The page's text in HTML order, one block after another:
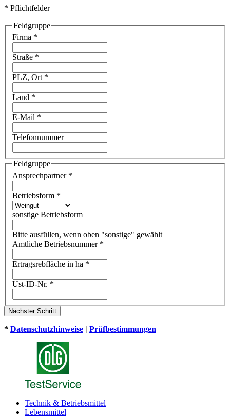
* Pflichtfelder
Feldgruppe
Firma *
Straße *
PLZ, Ort *
Land *
E-Mail *
Telefonnummer
Feldgruppe
Ansprechpartner *
Betriebsform *
sonstige Betriebsform
Bitte ausfüllen, wenn oben "sonstige" gewählt
Amtliche Betriebsnummer *
Ertragsrebfläche in ha *
Ust-ID-Nr. *
Nächster Schritt
* Datenschutzhinweise | Prüfbestimmungen
Technik & Betriebsmittel
Lebensmittel